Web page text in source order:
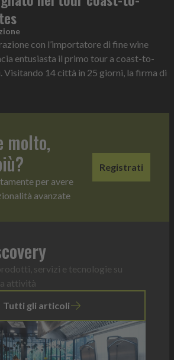
con l’importatore di fine wine
entusiasta il primo tour a coast-to-
Visitando 14 città in 25 giorni, la firma di
molto,
per avere
avanzate
Registrati
servizi e tecnologie su
attività
Tutti gli articoli